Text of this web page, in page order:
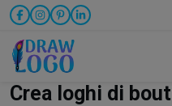
Crea loghi di